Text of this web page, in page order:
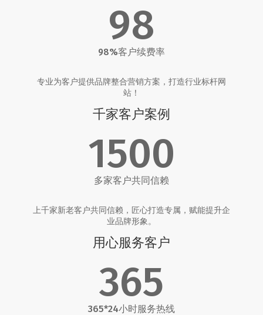
98
98%客户续费率
专业为客户提供品牌整合营销方案，打造行业标杆网
站！
千家客户案例
1500
多家客户共同信赖
上千家新老客户共同信赖，匠心打造专属，赋能提升企
业品牌形象。
用心服务客户
365
365*24小时服务热线